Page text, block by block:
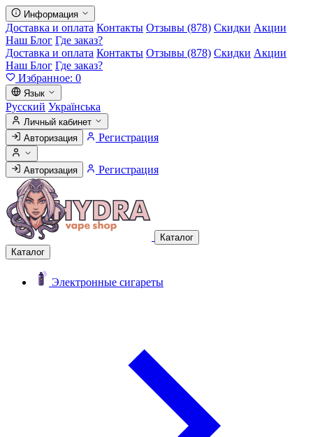
Информация
Доставка и оплата Контакты Отзывы (878) Скидки Акции
Наш Блог Где заказ?
Доставка и оплата Контакты Отзывы (878) Скидки Акции
Наш Блог Где заказ?
Избранное: 0
Язык
Русский Українська
Личный кабинет
Авторизация
Регистрация
Авторизация Регистрация
Каталог
Каталог
Электронные сигареты